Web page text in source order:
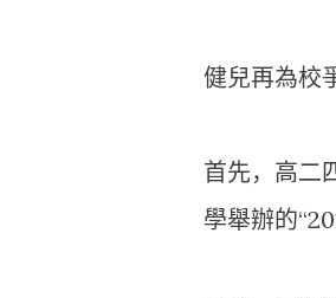
健兒再為校
首先，高二
學舉辦的“